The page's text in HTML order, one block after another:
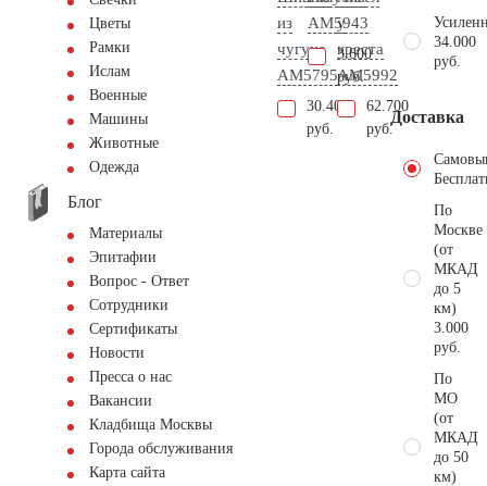
Цветы
Рамки
Ислам
Военные
Машины
Животные
Одежда
Блог
Материалы
Эпитафии
Вопрос - Ответ
Сотрудники
Сертификаты
Новости
Пресса о нас
Вакансии
Кладбища Москвы
Города обслуживания
Карта сайта
из
чугуна
AM5795
30.400
руб.
AM5943
3.600
руб.
у
креста
AM5992
62.700
руб.
34.000
руб.
Доставка
По
Москве
(от
МКАД
до 5
км)
3.000
руб.
По
МО
(от
МКАД
до 50
км)